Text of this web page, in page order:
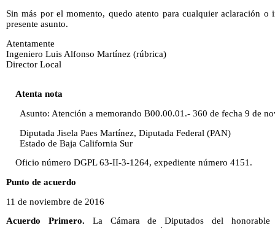
Sin más por el momento, quedo atento para cualquier aclaración o
presente asunto.
Atentamente
Ingeniero Luis Alfonso Martínez (rúbrica)
Director Local
Atenta nota
Asunto: Atención a memorando B00.00.01.- 360 de fecha 9 de
Diputada Jisela Paes Martínez, Diputada Federal (PAN)
Estado de Baja California Sur
Oficio número DGPL 63-II-3-1264, expediente número 4151.
Punto de acuerdo
11 de noviembre de 2016
Acuerdo Primero. La Cámara de Diputados del